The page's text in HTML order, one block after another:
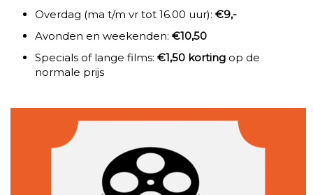
Overdag (ma t/m vr tot 16.00 uur): €9,-
Avonden en weekenden: €10,50
Specials of lange films: €1,50 korting op de
normale prijs